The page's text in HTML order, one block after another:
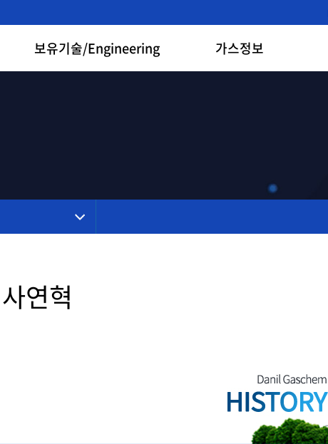
보유기술/Engineering 가스정보
연혁